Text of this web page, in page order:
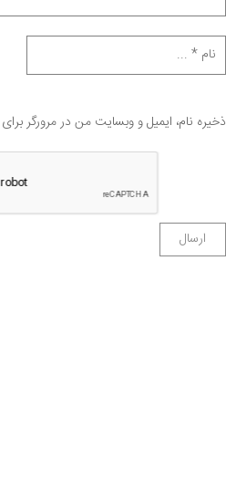
ذخیره نام، ایمیل و وبسایت من در مرورگر